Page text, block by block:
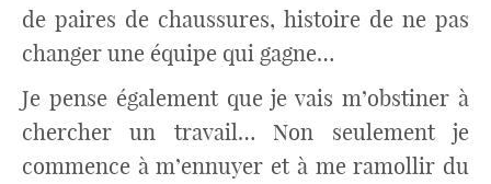
de paires de chaussures, histoire de ne pas
changer une équipe qui gagne…
Je pense également que je vais m’obstiner à
chercher un travail… Non seulement je
commence à m’ennuyer et à me ramollir du